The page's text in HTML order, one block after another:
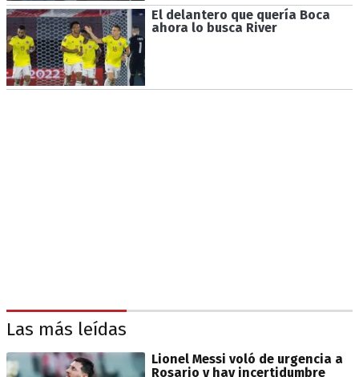
El delantero que quería Boca
ahora lo busca River
Las más leídas
Lionel Messi voló de urgencia a
Rosario y hay incertidumbre